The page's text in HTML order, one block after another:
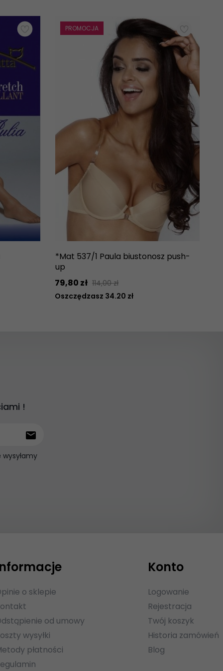
PROMOCJA
*Mat 537/1 Paula biustonosz push-
up
79,80 zł 114,00 zł
Oszczędzasz 34.20 zł
!
wysyłamy
o sklepie
od umowy
wysyłki
płatności
Konto
Logowanie
Rejestracja
Twój koszyk
Historia zamówień
Blog